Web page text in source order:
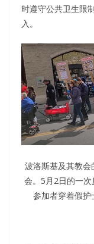
时遵守公共卫生限
入。
波洛斯基及其教
会。5月2日的一
参加者穿着假护